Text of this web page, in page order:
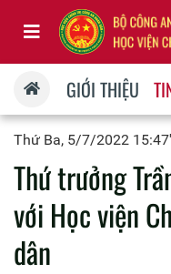
GIỚI THIỆU
Thứ Ba, 5/7/2022
Thứ trưởng
với Học viện
dân